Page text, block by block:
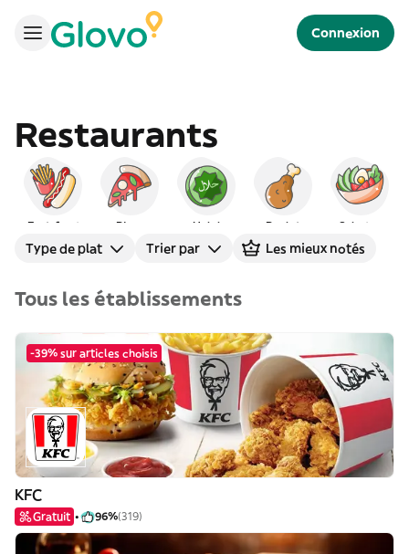
Connexion
Restaurants
Fast-food Pizza Halal Poulet Salades
Type de plat Trier par Les mieux notés
Tous les établissements
-39% sur articles choisis
KFC
Gratuit 96%(319)